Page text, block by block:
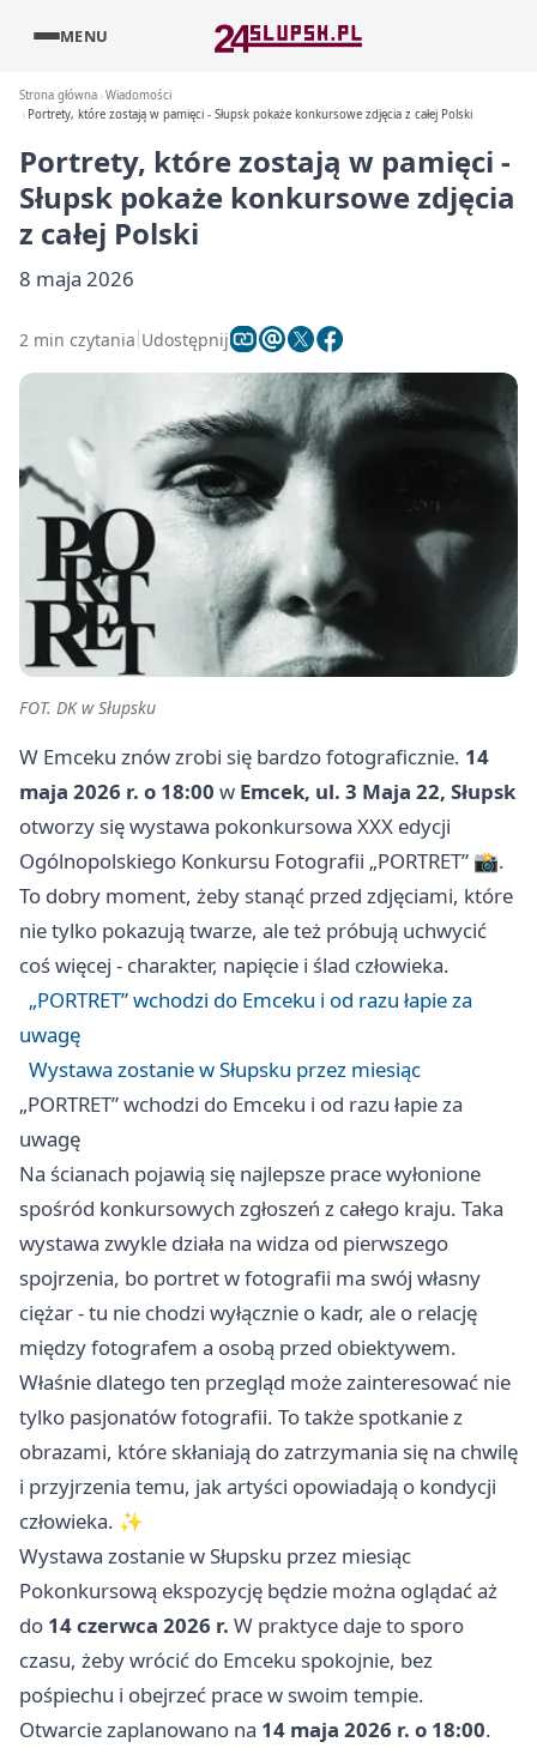
MENU
Strona główna Wiadomości
Portrety, które zostają w pamięci - Słupsk pokaże konkursowe zdjęcia z całej Polski
Portrety, które zostają w pamięci -
Słupsk pokaże konkursowe zdjęcia
z całej Polski
8 maja 2026
2 min czytania Udostępnij
FOT. DK w Słupsku
W Emceku znów zrobi się bardzo fotograficznie. 14
maja 2026 r. o 18:00 w Emcek, ul. 3 Maja 22, Słupsk
otworzy się wystawa pokonkursowa XXX edycji
Ogólnopolskiego Konkursu Fotografii „PORTRET” 📸.
To dobry moment, żeby stanąć przed zdjęciami, które
nie tylko pokazują twarze, ale też próbują uchwycić
coś więcej - charakter, napięcie i ślad człowieka.
„PORTRET” wchodzi do Emceku i od razu łapie za
uwagę
Wystawa zostanie w Słupsku przez miesiąc
„PORTRET” wchodzi do Emceku i od razu łapie za
uwagę
Na ścianach pojawią się najlepsze prace wyłonione
spośród konkursowych zgłoszeń z całego kraju. Taka
wystawa zwykle działa na widza od pierwszego
spojrzenia, bo portret w fotografii ma swój własny
ciężar - tu nie chodzi wyłącznie o kadr, ale o relację
między fotografem a osobą przed obiektywem.
Właśnie dlatego ten przegląd może zainteresować nie
tylko pasjonatów fotografii. To także spotkanie z
obrazami, które skłaniają do zatrzymania się na chwilę
i przyjrzenia temu, jak artyści opowiadają o kondycji
człowieka. ✨
Wystawa zostanie w Słupsku przez miesiąc
Pokonkursową ekspozycję będzie można oglądać aż
do 14 czerwca 2026 r. W praktyce daje to sporo
czasu, żeby wrócić do Emceku spokojnie, bez
pośpiechu i obejrzeć prace w swoim tempie.
Otwarcie zaplanowano na 14 maja 2026 r. o 18:00.